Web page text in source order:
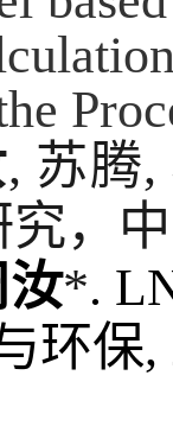
, 苏腾,
，
汝*.
环保,